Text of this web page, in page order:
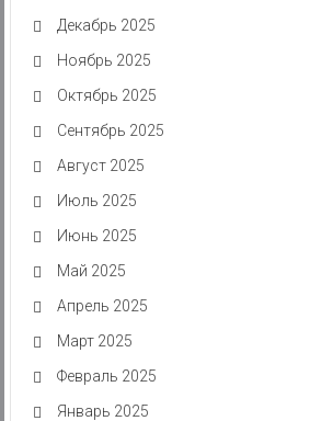
Декабрь 2025
Ноябрь 2025
Октябрь 2025
Сентябрь 2025
Август 2025
Июль 2025
Июнь 2025
Май 2025
Апрель 2025
Март 2025
Февраль 2025
Январь 2025